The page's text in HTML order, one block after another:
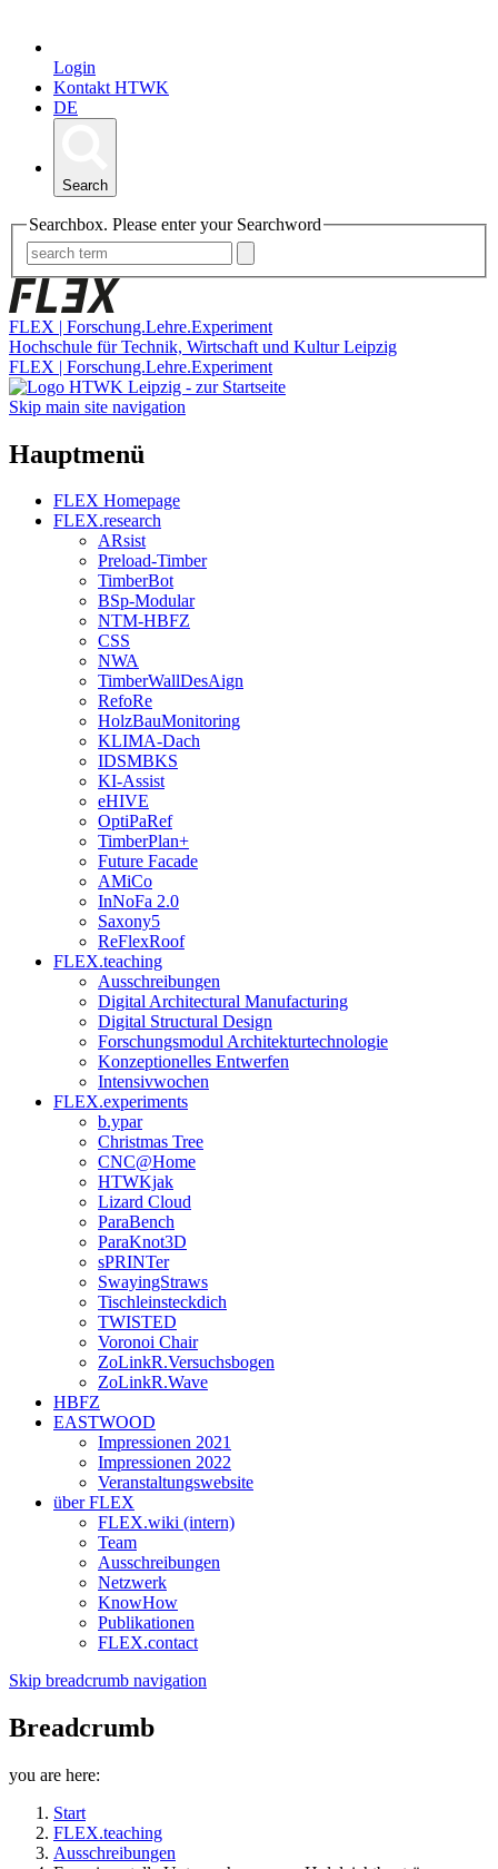
Login
Kontakt HTWK
DE
Search
Searchbox. Please enter your Searchword
FLEX | Forschung.Lehre.Experiment
Hochschule für Technik, Wirtschaft und Kultur Leipzig
FLEX | Forschung.Lehre.Experiment
Skip main site navigation
Hauptmenü
FLEX Homepage
FLEX.research
ARsist
Preload-Timber
TimberBot
BSp-Modular
NTM-HBFZ
CSS
NWA
TimberWallDesAign
RefoRe
HolzBauMonitoring
KLIMA-Dach
IDSMBKS
KI-Assist
eHIVE
OptiPaRef
TimberPlan+
Future Facade
AMiCo
InNoFa 2.0
Saxony5
ReFlexRoof
FLEX.teaching
Ausschreibungen
Digital Architectural Manufacturing
Digital Structural Design
Forschungsmodul Architekturtechnologie
Konzeptionelles Entwerfen
Intensivwochen
FLEX.experiments
b.ypar
Christmas Tree
CNC@Home
HTWKjak
Lizard Cloud
ParaBench
ParaKnot3D
sPRINTer
SwayingStraws
Tischleinsteckdich
TWISTED
Voronoi Chair
ZoLinkR.Versuchsbogen
ZoLinkR.Wave
HBFZ
EASTWOOD
Impressionen 2021
Impressionen 2022
Veranstaltungswebsite
über FLEX
FLEX.wiki (intern)
Team
Ausschreibungen
Netzwerk
KnowHow
Publikationen
FLEX.contact
Skip breadcrumb navigation
Breadcrumb
you are here:
Start
FLEX.teaching
Ausschreibungen